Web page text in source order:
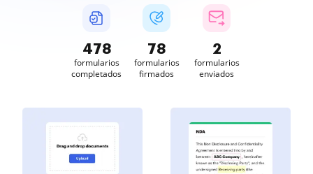
478
formularios
completados
78
formularios
firmados
2
formularios
enviados